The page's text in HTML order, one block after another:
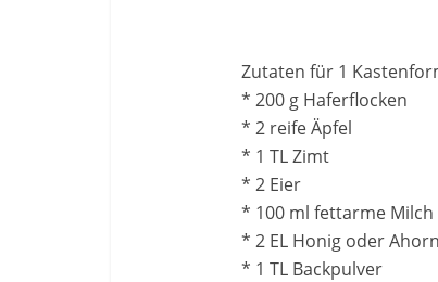
Zutaten für 1
* 200 g Haferflocken
* 2 reife Äpfel
* 1 TL Zimt
* 2 Eier
* 100 ml fettarme
* 2 EL Honig oder
* 1 TL Backpulver